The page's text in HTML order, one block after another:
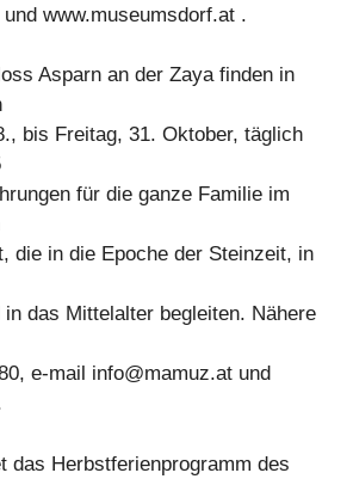
www.museumsdorf.at .
Asparn an der Zaya finden in
bis Freitag, 31. Oktober, täglich
für die ganze Familie im
die in die Epoche der Steinzeit, in
das Mittelalter begleiten. Nähere
e-mail info@mamuz.at und
das Herbstferienprogramm des